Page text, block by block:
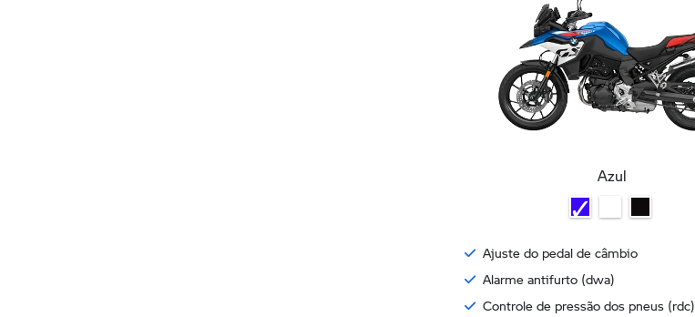
Azul
Ajuste do pedal de câmbio
Alarme antifurto (dwa)
Controle de pressão dos pneus (rdc)